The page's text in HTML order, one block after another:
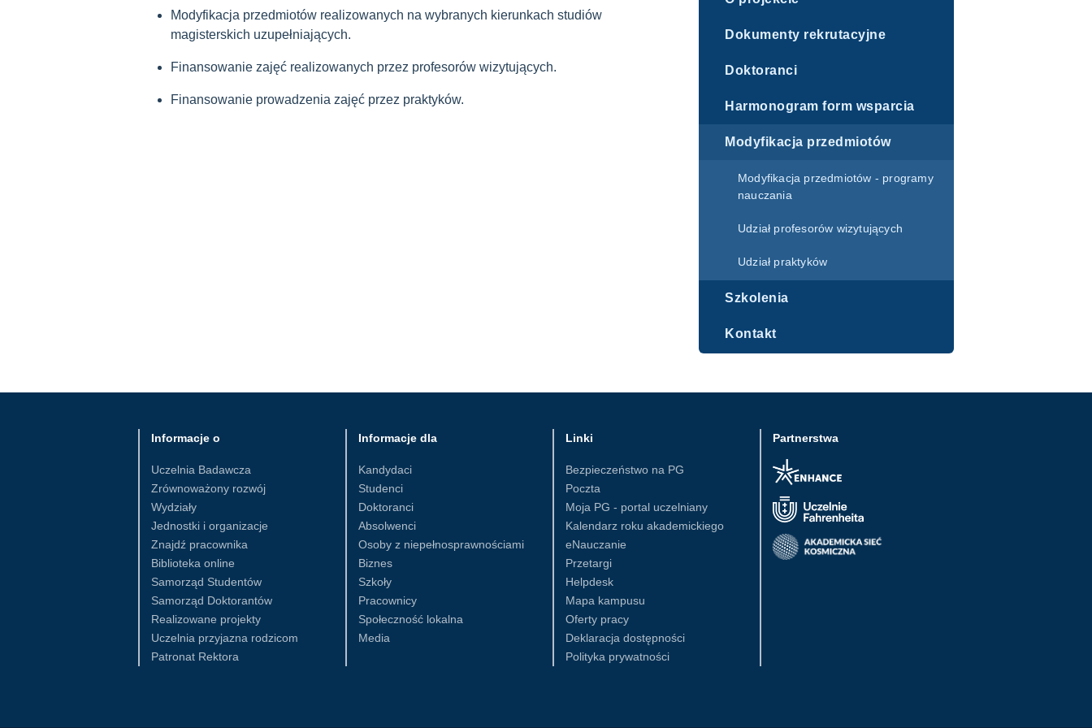
Dokumenty rekrutacyjne
Doktoranci
Harmonogram form wsparcia
Modyfikacja przedmiotów
Modyfikacja przedmiotów - programy
nauczania
Udział profesorów wizytujących
Udział praktyków
Szkolenia
Kontakt
Modyfikacja przedmiotów realizowanych na wybranych kierunkach studiów
magisterskich uzupełniających.
Finansowanie zajęć realizowanych przez profesorów wizytujących.
Finansowanie prowadzenia zajęć przez praktyków.
Partnerstwa
Informacje o
Uczelnia Badawcza
Zrównoważony rozwój
Wydziały
Jednostki i organizacje
Znajdź pracownika
Biblioteka online
Samorząd Studentów
Samorząd Doktorantów
Realizowane projekty
Uczelnia przyjazna rodzicom
Patronat Rektora
Informacje dla
Kandydaci
Studenci
Doktoranci
Absolwenci
Osoby z niepełnosprawnościami
Biznes
Szkoły
Pracownicy
Społeczność lokalna
Media
Linki
Bezpieczeństwo na PG
Poczta
Moja PG - portal uczelniany
Kalendarz roku akademickiego
eNauczanie
Przetargi
Helpdesk
Mapa kampusu
Oferty pracy
Deklaracja dostępności
Polityka prywatności